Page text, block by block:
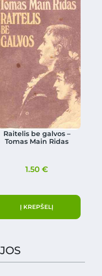
Raitelis be galvos –
Tomas Main Ridas
1.50€
Į KREPŠELĮ